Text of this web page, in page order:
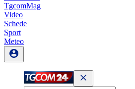
TgcomMag
Video
Schede
Sport
Meteo